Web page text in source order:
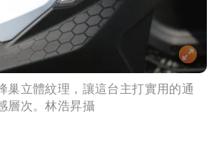
巢立體紋理，讓這台主打實用的通
層次。林浩昇攝